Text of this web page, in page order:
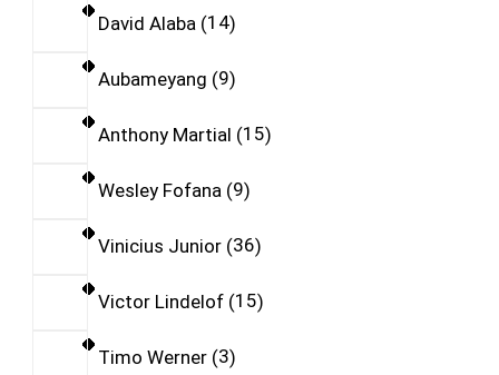
David Alaba 14
Aubameyang 9
Anthony Martial 15
Wesley Fofana 9
Vinicius Junior 36
Victor Lindelof 15
Timo Werner 3